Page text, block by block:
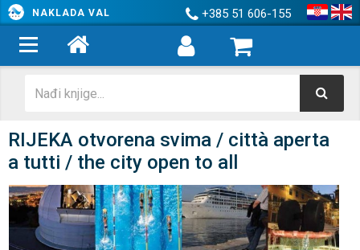
NAKLADA VAL +385 51 606-155
RIJEKA otvorena svima / città aperta
a tutti / the city open to all